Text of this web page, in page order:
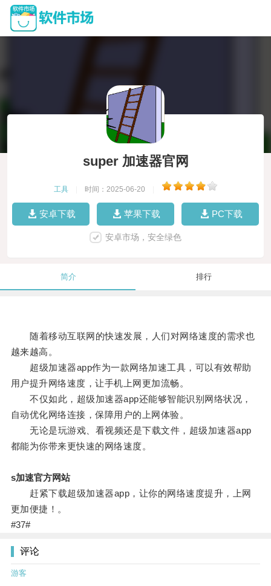
super 加速器官网
工具 时间：2025-06-20
安卓下载 苹果下载 PC下载
安卓市场，安全绿色
简介 排行
随着移动互联网的快速发展，人们对网络速度的需求也
越来越高。
超级加速器app作为一款网络加速工具，可以有效帮助
用户提升网络速度，让手机上网更加流畅。
不仅如此，超级加速器app还能够智能识别网络状况，
自动优化网络连接，保障用户的上网体验。
无论是玩游戏、看视频还是下载文件，超级加速器app
都能为你带来更快速的网络速度。
s加速官方网站
赶紧下载超级加速器app，让你的网络速度提升，上网
更加便捷！。
#37#
评论
游客